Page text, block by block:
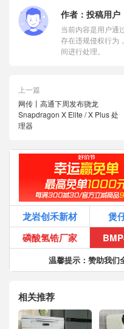
作者： 投稿用户
当前内容是用户通
存在违规侵权行为
间进行处理。
上一篇
网传丨高通下周发布骁龙
Snapdragon X Elite / X Plus 处
理器
龙岩创禾新材 煲
磷酸氢锆厂家
温馨提示：赞助我们
相关推荐